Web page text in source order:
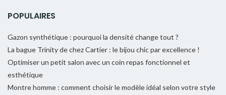
POPULAIRES
Gazon synthétique : pourquoi la densité change tout ?
La bague Trinity de chez Cartier : le bijou chic par excellence !
Optimiser un petit salon avec un coin repas fonctionnel et
esthétique
Montre homme : comment choisir le modèle idéal selon votre style